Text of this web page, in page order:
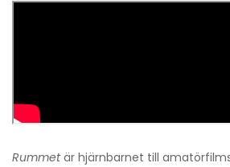
Rummetär hjärnbarnet till